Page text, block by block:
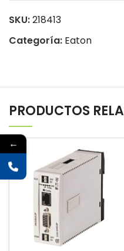
SKU:218413
Categoría: Eaton
PRODUCTOS
←